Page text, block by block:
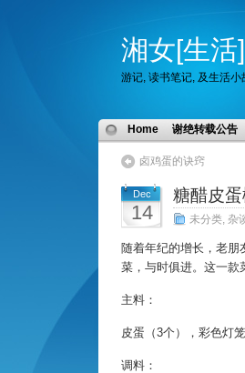
湘女[生活]
游记, 读书笔记, 及生活小
Home 谢绝转载公告
卤鸡蛋的诀窍
Dec
14
糖醋皮蛋
未分类 杂
随着年纪的增长，老朋
菜，与时俱进。这一款
主料：
皮蛋（3个），彩色灯
调料：